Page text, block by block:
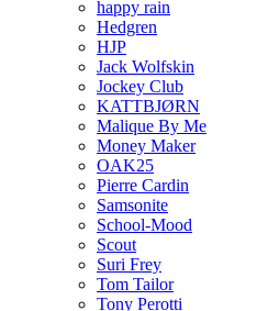
happy rain
Hedgren
HJP
Jack Wolfskin
Jockey Club
KATTBJØRN
Malique By Me
Money Maker
OAK25
Pierre Cardin
Samsonite
School-Mood
Scout
Suri Frey
Tom Tailor
Tony Perotti